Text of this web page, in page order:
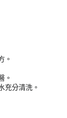
。
。
充分清洗。